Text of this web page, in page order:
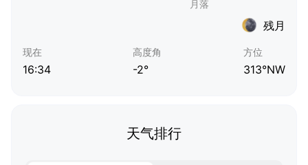
残月
现在
16:34
高度角
-2°
方位
313°NW
天气排行